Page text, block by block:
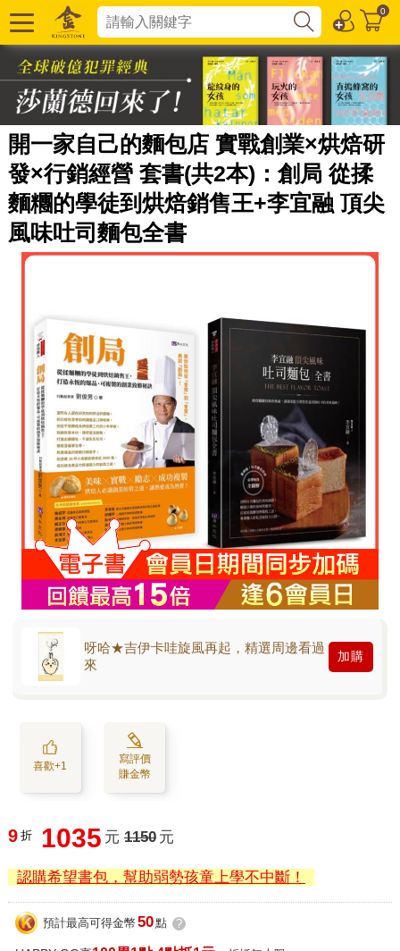
0
開一家自己的麵包店 實戰創業×烘焙研
發×行銷經營 套書(共2本)：創局 從揉
麵糰的學徒到烘焙銷售王+李宜融 頂尖
風味吐司麵包全書
呀哈★吉伊卡哇旋風再起，精選周邊看過
來
加購
喜歡+1
寫評價
賺金幣
9 折 1035 元 1150 元
認購希望書包，幫助弱勢孩童上學不中斷！
預計最高可得金幣 50點 ?